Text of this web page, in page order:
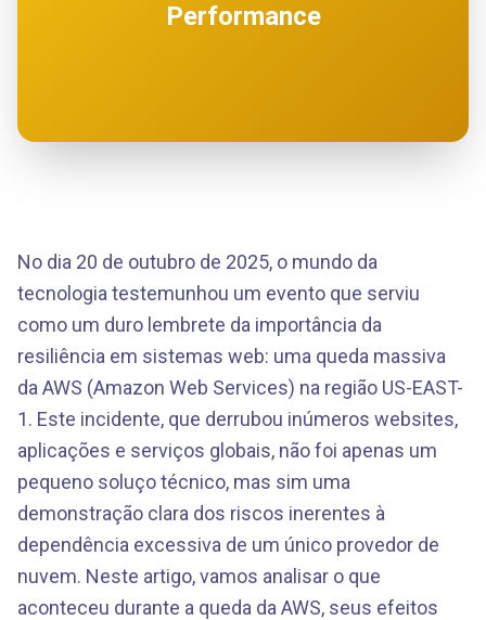
Performance
No dia 20 de outubro de 2025, o mundo da
tecnologia testemunhou um evento que serviu
como um duro lembrete da importância da
resiliência em sistemas web: uma queda massiva
da AWS (Amazon Web Services) na região US-EAST-
1. Este incidente, que derrubou inúmeros websites,
aplicações e serviços globais, não foi apenas um
pequeno soluço técnico, mas sim uma
demonstração clara dos riscos inerentes à
dependência excessiva de um único provedor de
nuvem. Neste artigo, vamos analisar o que
aconteceu durante a queda da AWS, seus efeitos